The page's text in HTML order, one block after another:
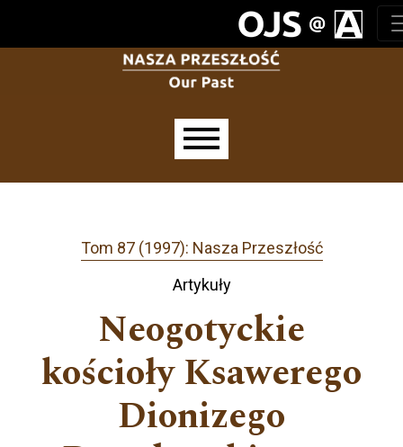
Tom 87 (1997): Nasza Przeszłość
Artykuły
Neogotyckie
kościoły Ksawerego
Dionizego